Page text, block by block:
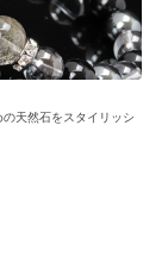
の天然石をスタイリッシ